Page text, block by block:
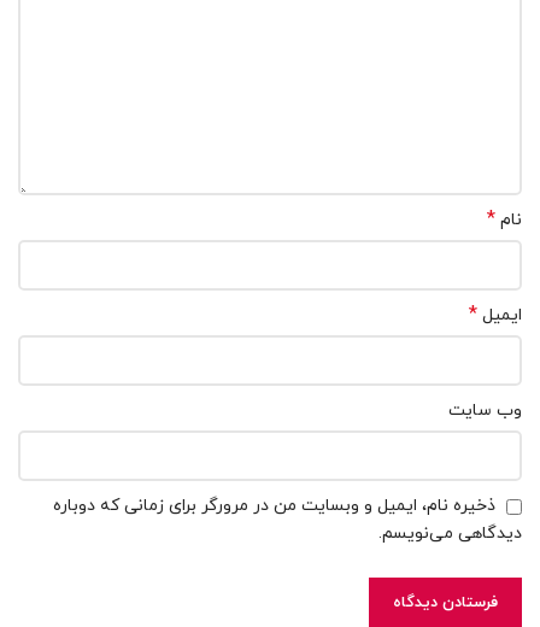
نام *
ایمیل *
وب‌ سایت
ذخیره نام، ایمیل و وبسایت من در مرورگر برای زمانی که دوباره
دیدگاهی می‌نویسم.